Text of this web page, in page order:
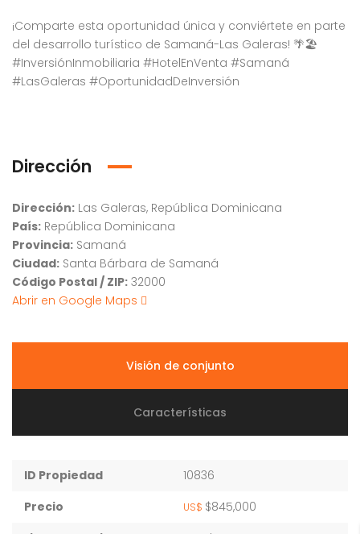
¡Comparte esta oportunidad única y conviértete en parte
del desarrollo turístico de Samaná-Las Galeras! 🌴🏖️
#InversiónInmobiliaria #HotelEnVenta #Samaná
#LasGaleras #OportunidadDeInversión
Dirección
Dirección: Las Galeras, República Dominicana
País: República Dominicana
Provincia: Samaná
Ciudad: Santa Bárbara de Samaná
Código Postal / ZIP: 32000
Abrir en Google Maps
Visión de conjunto
Características
ID Propiedad
10836
Precio
US$ $845,000